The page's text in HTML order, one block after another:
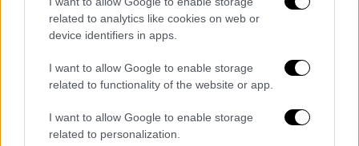
related to analytics like cookies on web or
device identifiers in apps.
I want to allow Google to enable storage
related to functionality of the website or app.
I want to allow Google to enable storage
related to personalization.
Πλοίο προσέκρουσε στον δίαυλο της
διώρυγας της Κορίνθου
επιβαίνοντες